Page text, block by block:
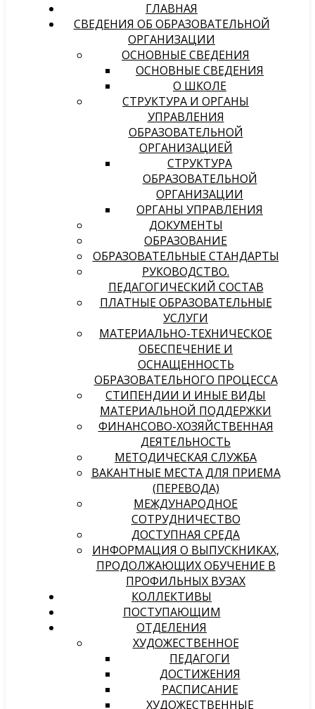
ГЛАВНАЯ
СВЕДЕНИЯ ОБ ОБРАЗОВАТЕЛЬНОЙ
ОРГАНИЗАЦИИ
ОСНОВНЫЕ СВЕДЕНИЯ
ОСНОВНЫЕ СВЕДЕНИЯ
О ШКОЛЕ
СТРУКТУРА И ОРГАНЫ
УПРАВЛЕНИЯ
ОБРАЗОВАТЕЛЬНОЙ
ОРГАНИЗАЦИЕЙ
СТРУКТУРА
ОБРАЗОВАТЕЛЬНОЙ
ОРГАНИЗАЦИИ
ОРГАНЫ УПРАВЛЕНИЯ
ДОКУМЕНТЫ
ОБРАЗОВАНИЕ
ОБРАЗОВАТЕЛЬНЫЕ СТАНДАРТЫ
РУКОВОДСТВО.
ПЕДАГОГИЧЕСКИЙ СОСТАВ
ПЛАТНЫЕ ОБРАЗОВАТЕЛЬНЫЕ
УСЛУГИ
МАТЕРИАЛЬНО-ТЕХНИЧЕСКОЕ
ОБЕСПЕЧЕНИЕ И
ОСНАЩЕННОСТЬ
ОБРАЗОВАТЕЛЬНОГО ПРОЦЕССА
СТИПЕНДИИ И ИНЫЕ ВИДЫ
МАТЕРИАЛЬНОЙ ПОДДЕРЖКИ
ФИНАНСОВО-ХОЗЯЙСТВЕННАЯ
ДЕЯТЕЛЬНОСТЬ
МЕТОДИЧЕСКАЯ СЛУЖБА
ВАКАНТНЫЕ МЕСТА ДЛЯ ПРИЕМА
(ПЕРЕВОДА)
МЕЖДУНАРОДНОЕ
СОТРУДНИЧЕСТВО
ДОСТУПНАЯ СРЕДА
ИНФОРМАЦИЯ О ВЫПУСКНИКАХ,
ПРОДОЛЖАЮЩИХ ОБУЧЕНИЕ В
ПРОФИЛЬНЫХ ВУЗАХ
КОЛЛЕКТИВЫ
ПОСТУПАЮЩИМ
ОТДЕЛЕНИЯ
ХУДОЖЕСТВЕННОЕ
ПЕДАГОГИ
ДОСТИЖЕНИЯ
РАСПИСАНИЕ
ХУДОЖЕСТВЕННЫЕ